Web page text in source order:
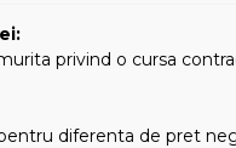
privind o cursa
diferenta de pret